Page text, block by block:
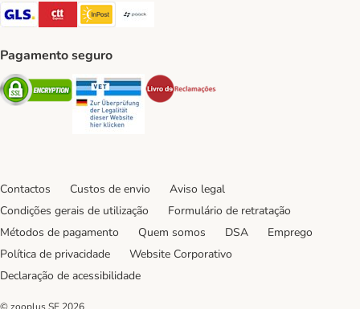
GLS Shipping Method
CTTExpress Shipping Method
InPost Shipping Method
Pagamento seguro
Security Security
Contactos Custos de envio
Aviso legal
Condições gerais de utilização
Formulário de retratação
Métodos de pagamento
Quem somos DSA
Emprego
Política de privacidade
Website Corporativo
Declaração de acessibilidade